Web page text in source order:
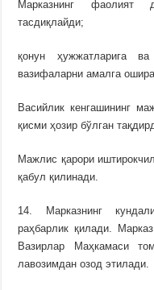
Марказнинг фаолият
тасдиқлайди;
қонун ҳужжатларига
вазифаларни амалга
Васийлик кенгашининг
қисми ҳозир бўлган
Мажлис қарори
қабул қилинади.
14. Марказнинг
раҳбарлик қилади.
Вазирлар Маҳкамаси
лавозимдан озод этилади.